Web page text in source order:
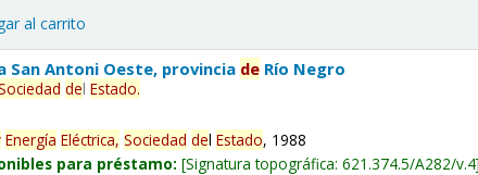
al carrito
Antoni Oeste, provincia de Río Negro
delEstado.
Energía Eléctrica, Sociedad delEstado, 1988
para préstamo: Signatura topográfica:621.374.5/A282/v.4